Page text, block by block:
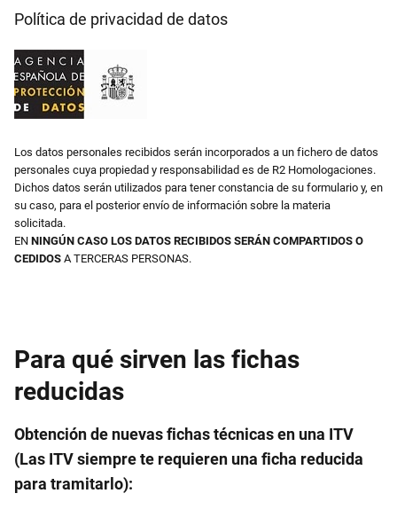
Política de privacidad de datos
Los datos personales recibidos serán incorporados a un fichero de datos
personales cuya propiedad y responsabilidad es de R2 Homologaciones.
Dichos datos serán utilizados para tener constancia de su formulario y, en
su caso, para el posterior envío de información sobre la materia
solicitada.
EN NINGÚN CASO LOS DATOS RECIBIDOS SERÁN COMPARTIDOS O
CEDIDOS A TERCERAS PERSONAS.
Para qué sirven las fichas
reducidas
Obtención de nuevas fichas técnicas en una ITV
(Las ITV siempre te requieren una ficha reducida
para tramitarlo):